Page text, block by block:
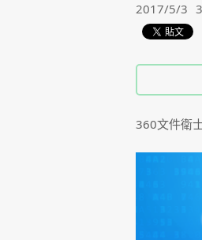
2017/5/3
360文件衛